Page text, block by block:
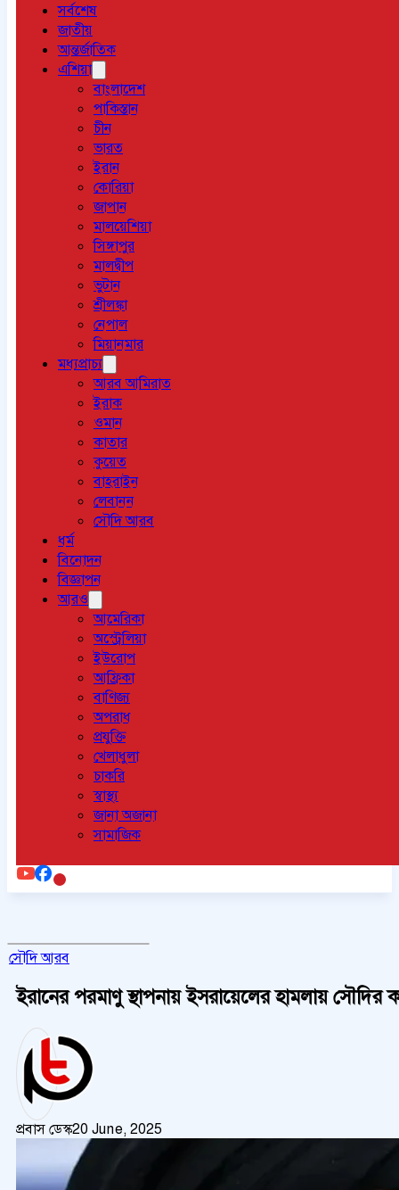
সর্বশেষ
জাতীয়
আন্তর্জাতিক
এশিয়া
বাংলাদেশ
পাকিস্তান
চীন
ভারত
ইরান
কোরিয়া
জাপান
মালয়েশিয়া
সিঙ্গাপুর
মালদ্বীপ
ভুটান
শ্রীলঙ্কা
নেপাল
মিয়ানমার
মধ্যপ্রাচ্য
আরব আমিরাত
ইরাক
ওমান
কাতার
কুয়েত
বাহরাইন
লেবানন
সৌদি আরব
ধর্ম
বিনোদন
বিজ্ঞাপন
আরও
আমেরিকা
অস্ট্রেলিয়া
ইউরোপ
আফ্রিকা
বাণিজ্য
অপরাধ
প্রযুক্তি
খেলাধুলা
চাকরি
স্বাস্থ্য
জানা অজানা
সামাজিক
সৌদি আরব
ইরানের পরমাণু স্থাপনায় ইসরায়েলের হামলায় সৌদির
প্রবাস ডেস্ক20 June, 2025